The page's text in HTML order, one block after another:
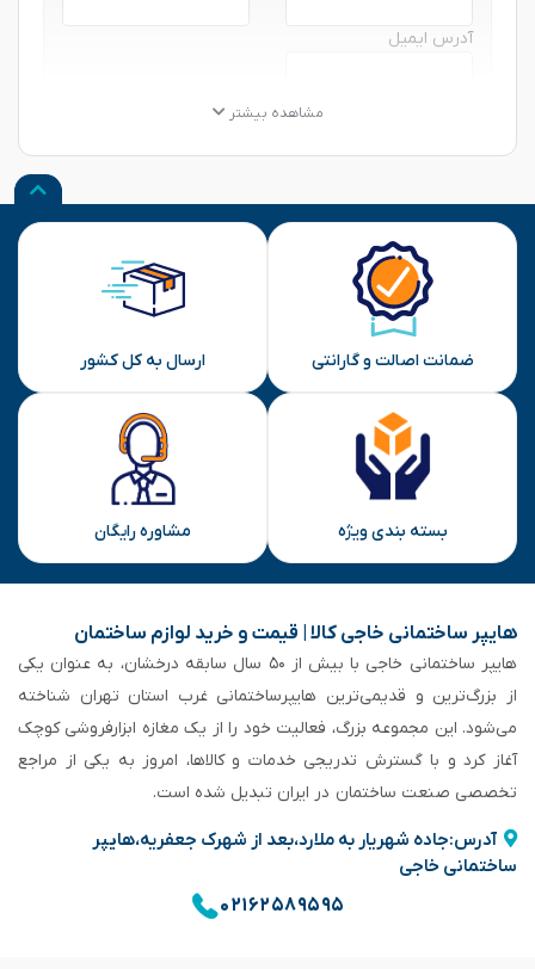
آدرس ایمیل
★
ارسال
مشاهده بیشتر
ضمانت اصالت و گارانتی ارسال به کل کشور
بسته بندی ویژه مشاوره رایگان
هایپر ساختمانی خاجی‌ کالا | قیمت و خرید لوازم ساختمان
هایپر ساختمانی خاجی‌ با بیش از ۵۰ سال سابقه‌ درخشان، به عنوان یکی
از بزرگ‌ترین و قدیمی‌ترین هایپرساختمانی‌ غرب استان تهران شناخته
می‌شود. این مجموعه بزرگ، فعالیت خود را از یک مغازه ابزارفروشی کوچک
آغاز کرد و با گسترش تدریجی خدمات و کالاها، امروز به یکی از مراجع
تخصصی صنعت ساختمان در ایران تبدیل شده است.
آدرس:جاده شهریار به ملارد،بعد از شهرک جعفریه،هایپر
ساختمانی خاجی
۰۲۱۶۲۵۸۹۵۹۵